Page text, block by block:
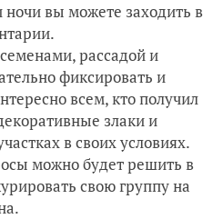
вы можете заходить в
рассадой и
фиксировать и
всем, кто получил
злаки и
в своих условиях.
можно будет решить в
свою группу на